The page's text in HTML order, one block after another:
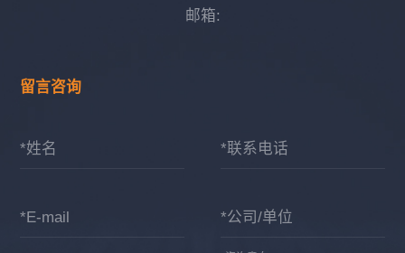
邮箱:
留言咨询
*姓名 *联系电话
*E-mail *公司/单位